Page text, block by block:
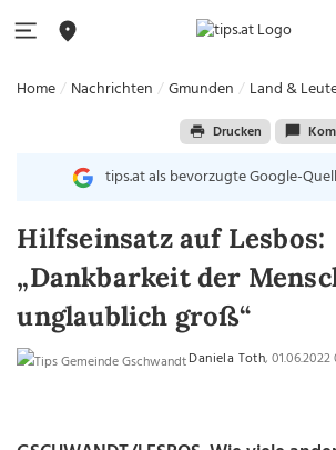
Home Nachrichten Gmunden Land &
Drucken
tips.at als bevorzugte Google-
Hilfseinsatz auf Lesbos:
„Dankbarkeit der
unglaublich groß“
Daniela Toth, 01.06.2022